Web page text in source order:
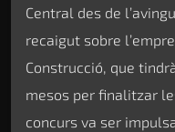
Central des de
recaigut sobre
Construcció, que
mesos per finalitzar
concurs va ser